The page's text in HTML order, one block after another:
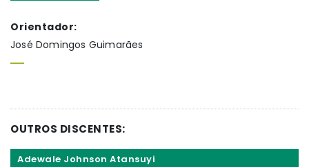
Orientador:
José Domingos Guimarães
OUTROS DISCENTES:
Adewale Johnson Atansuyi